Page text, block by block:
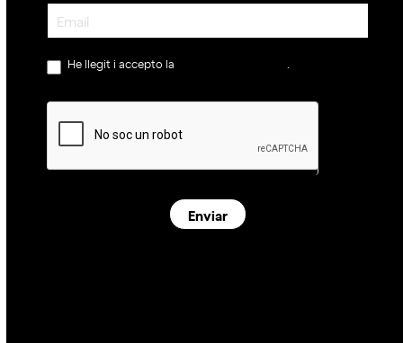
Newsletter
He llegit i accepto la
Enviar